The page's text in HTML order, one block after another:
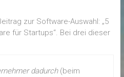
zur Software-Auswahl: „5
für Startups“. Bei drei dieser
dadurch (beim